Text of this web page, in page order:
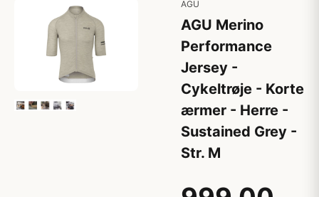
AGU
AGU Merino
Performance
Jersey -
Cykeltrøje - Korte
ærmer - Herre -
Sustained Grey -
Str. M